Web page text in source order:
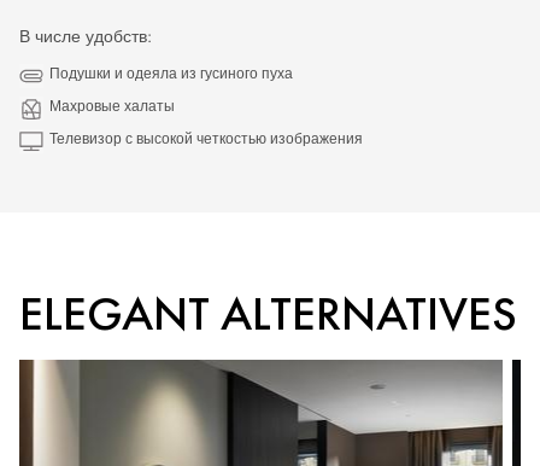
В числе удобств:
Подушки и одеяла из гусиного пуха
Махровые халаты
Телевизор с высокой четкостью изображения
ELEGANT ALTERNATIVES